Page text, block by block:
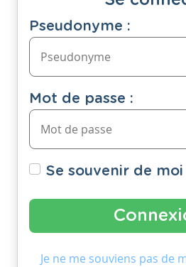
Pseudonyme :
Mot de passe :
Se souvenir de moi
Je ne me souviens pas de